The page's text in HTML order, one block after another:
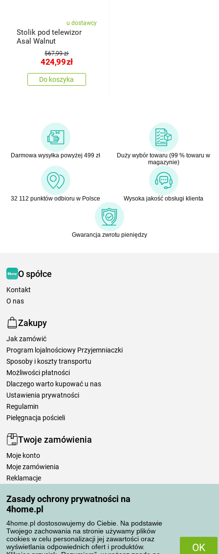
Zasady ochrony prywatności na
4home.pl
4home.pl dostosowujemy do Ciebie. Na podstawie
Twojego zachowania na stronie używamy plików
cookies w celu personalizacji jej zawartości oraz
wyświetlania odpowiednich ofert i produktów.
OK
u dostawcy
Stolik pod telewizor
Asal Walnut
567,99 zł
424,99zł
Do koszyka
Darmowa wysyłka powyżej 499 zł
Duży wybór towaru (99 % towaru w
magazynie)
32 112 punktów odbioru w Polsce Wysoka jakość obsługi klienta
Gwarancja zwrotu pieniędzy
O spółce
Kontakt
O nas
Zakupy
Jak zamówić
Program lojalnościowy Przyjemniaczki
Sposoby i koszty transportu
Możliwości płatności
Dlaczego warto kupować u nas
Ustawienia prywatności
Regulamin
Pielęgnacja pościeli
Twoje zamówienia
Moje konto
Moje zamówienia
Reklamacje
Zasady przetwarzania recenzji
Sposoby transportu